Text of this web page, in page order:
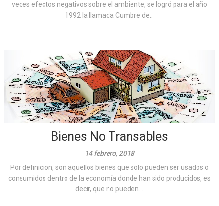
veces efectos negativos sobre el ambiente, se logró para el año
1992 la llamada Cumbre de...
Bienes No Transables
14 febrero, 2018
Por definición, son aquellos bienes que sólo pueden ser usados o
consumidos dentro de la economía donde han sido producidos, es
decir, que no pueden...